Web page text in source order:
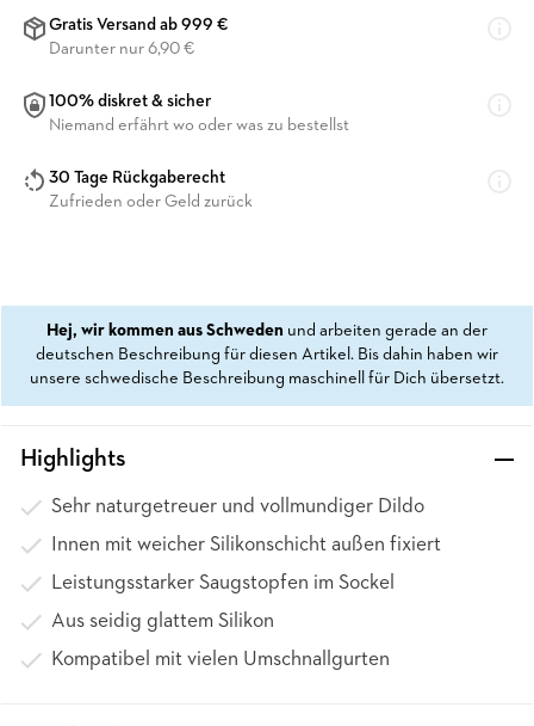
Gratis Versand ab 999 €
Darunter nur 6,90 €
100% diskret & sicher
Niemand erfährt wo oder was zu bestellst
30 Tage Rückgaberecht
Zufrieden oder Geld zurück
Hej, wir kommen aus Schweden und arbeiten gerade an der
deutschen Beschreibung für diesen Artikel. Bis dahin haben wir
unsere schwedische Beschreibung maschinell für Dich übersetzt.
Highlights
Sehr naturgetreuer und vollmundiger Dildo
Innen mit weicher Silikonschicht außen fixiert
Leistungsstarker Saugstopfen im Sockel
Aus seidig glattem Silikon
Kompatibel mit vielen Umschnallgurten